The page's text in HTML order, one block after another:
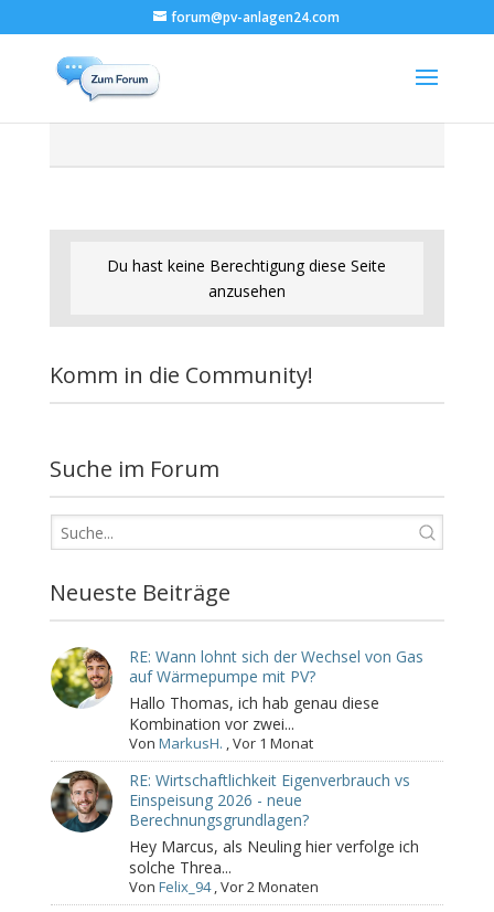
forum@pv-anlagen24.com
Du hast keine Berechtigung diese Seite
anzusehen
Komm in die Community!
Suche im Forum
Neueste Beiträge
RE: Wann lohnt sich der Wechsel von Gas
auf Wärmepumpe mit PV?
Hallo Thomas, ich hab genau diese
Kombination vor zwei...
VonMarkusH. ,Vor 1 Monat
RE: Wirtschaftlichkeit Eigenverbrauch vs
Einspeisung 2026 - neue
Berechnungsgrundlagen?
Hey Marcus, als Neuling hier verfolge ich
solche Threa...
VonFelix_94,Vor 2 Monaten